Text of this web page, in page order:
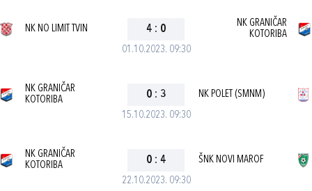
01.10.2023. 09:30
NK NO LIMIT TVIN 4 : 0
NK GRANIČAR
KOTORIBA
15.10.2023. 09:30
NK GRANIČAR
KOTORIBA
0 : 3 NK POLET (SMNM)
22.10.2023. 09:30
NK GRANIČAR
KOTORIBA
0 : 4 ŠNK NOVI MAROF